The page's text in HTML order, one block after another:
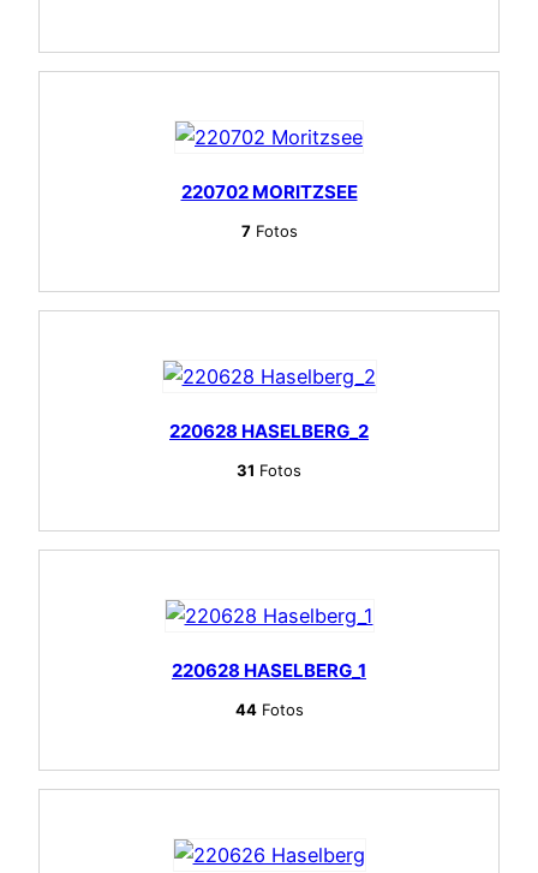
220702 MORITZSEE
7Fotos
220628 HASELBERG_2
31 Fotos
220628 HASELBERG_1
44Fotos